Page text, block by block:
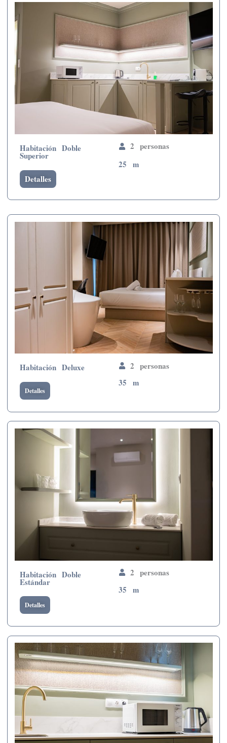
Habitación Doble
Superior
Detalles
2 personas
25 m
Habitación Deluxe
Detalles
2 personas
35 m
Habitación Doble
Estándar
Detalles
2 personas
35 m